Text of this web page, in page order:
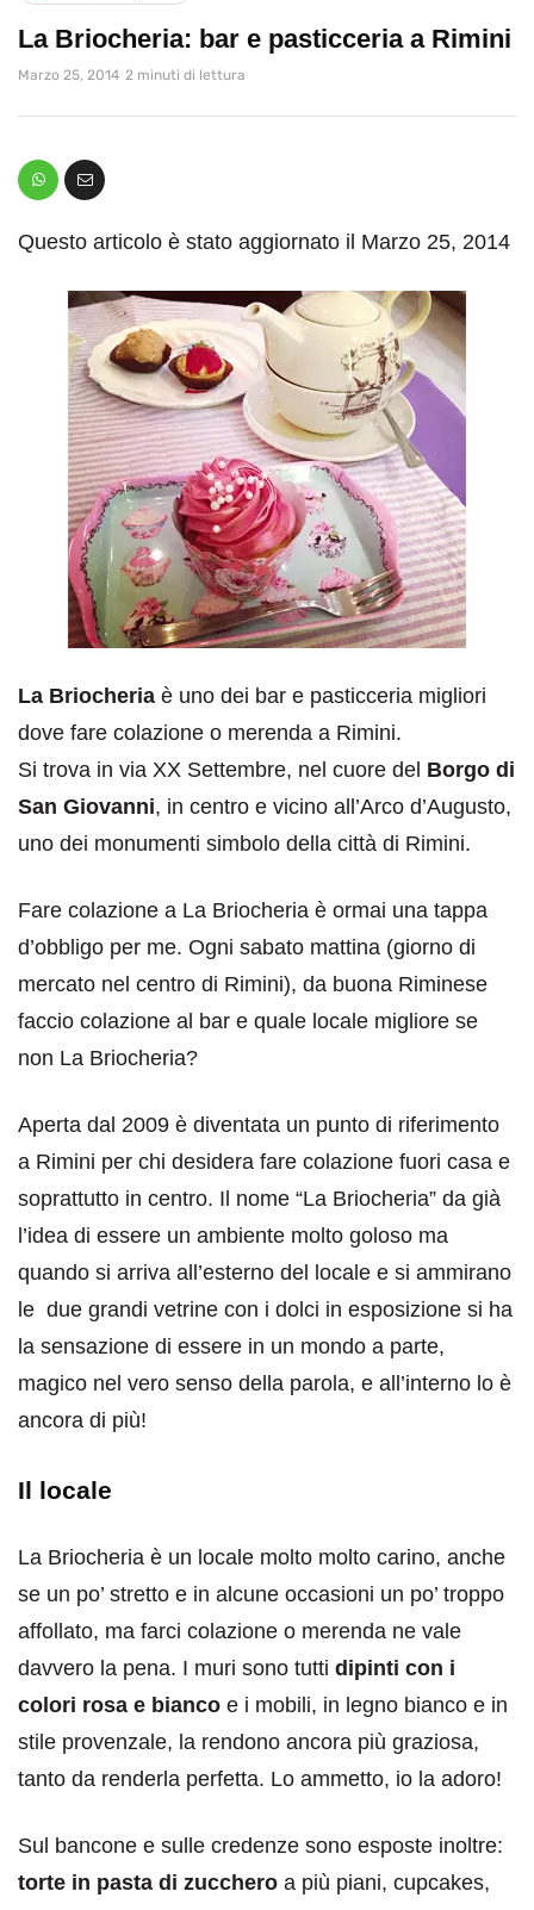
La Briocheria: bar e pasticceria a Rimini
Marzo 25, 2014 2 minuti di lettura
Questo articolo è stato aggiornato il Marzo 25, 2014
La Briocheria è uno dei bar e pasticceria migliori
dove fare colazione o merenda a Rimini.
Si trova in via XX Settembre, nel cuore del Borgo di
San Giovanni, in centro e vicino all’Arco d’Augusto,
uno dei monumenti simbolo della città di Rimini.
Fare colazione a La Briocheria è ormai una tappa
d’obbligo per me. Ogni sabato mattina (giorno di
mercato nel centro di Rimini), da buona Riminese
faccio colazione al bar e quale locale migliore se
non La Briocheria?
Aperta dal 2009 è diventata un punto di riferimento
a Rimini per chi desidera fare colazione fuori casa e
soprattutto in centro. Il nome “La Briocheria” da già
l’idea di essere un ambiente molto goloso ma
quando si arriva all’esterno del locale e si ammirano
le due grandi vetrine con i dolci in esposizione si ha
la sensazione di essere in un mondo a parte,
magico nel vero senso della parola, e all’interno lo è
ancora di più!
Il locale
La Briocheria è un locale molto molto carino, anche
se un po’ stretto e in alcune occasioni un po’ troppo
affollato, ma farci colazione o merenda ne vale
davvero la pena. I muri sono tutti dipinti con i
colori rosa e bianco e i mobili, in legno bianco e in
stile provenzale, la rendono ancora più graziosa,
tanto da renderla perfetta. Lo ammetto, io la adoro!
Sul bancone e sulle credenze sono esposte inoltre:
torte in pasta di zucchero a più piani, cupcakes,